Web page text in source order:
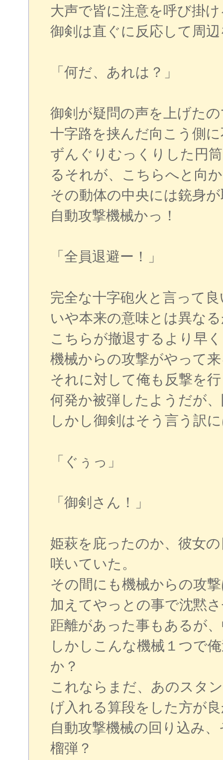
大声で皆に注意を呼び掛
御剣は直ぐに反応して周
「何だ、あれは？」
御剣が疑問の声を上げた
十字路を挟んだ向こう側
ずんぐりむっくりした円
るそれが、こちらへと向
その動体の中央には銃身
自動攻撃機械かっ！
「全員退避ー！」
完全な十字砲火と言って
いや本来の意味とは異な
こちらが撤退するより早
機械からの攻撃がやって
それに対して俺も反撃を
何発か被弾したようだが
しかし御剣はそう言う訳
「ぐぅっ」
「御剣さん！」
姫萩を庇ったのか、彼女
咲いていた。
その間にも機械からの攻
加えてやっとの事で沈黙
距離があった事もあるが
しかしこんな機械１つで
か？
これならまだ、あのスタ
げ入れる算段をした方が
自動攻撃機械の回り込み
榴弾？